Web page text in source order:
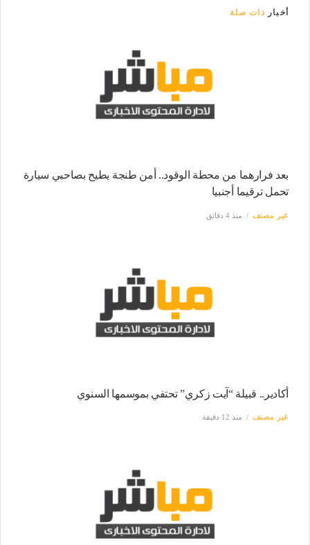
أخبار ذات صلة
بعد فرارهما من محطة الوقود.. أمن طنجة يطيح بصاحبي سيارة
تحمل ترقيما أجنبيا
غير مصنف منذ 4 دقائق
أكادير.. قبيلة “آيت زكري” تحتفي بموسمها السنوي
غير مصنف منذ 12 دقيقة